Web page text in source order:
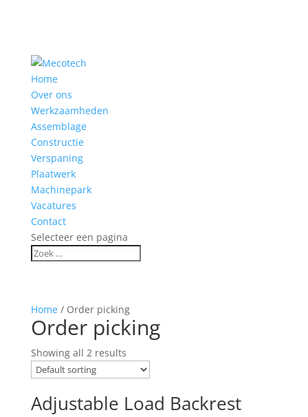
Home
Over ons
Werkzaamheden
Assemblage
Constructie
Verspaning
Plaatwerk
Machinepark
Vacatures
Contact
Selecteer een pagina
Home/ Order picking
Order picking
Showing all 2 results
Adjustable Load Backrest